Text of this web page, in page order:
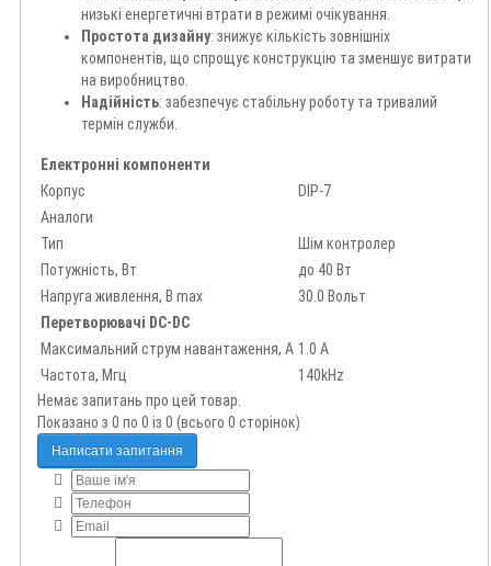
низькі енергетичні втрати в режимі очікування.
Простота дизайну: знижує кількість зовнішніх
компонентів, що спрощує конструкцію та зменшує витрати
на виробництво.
Надійність: забезпечує стабільну роботу та тривалий
термін служби.
Електронні компоненти
Корпус
DIP-7
Аналоги
Тип
Шім контролер
Потужність, Вт
до 40 Вт
Напруга живлення, В max
30.0 Вольт
Перетворювачі DC-DC
Максимальний струм навантаження, А 1.0 А
Частота, Мгц
140kHz
Немає запитань про цей товар.
Показано з 0 по 0 із 0 (всього 0 сторінок)
Написати запитання